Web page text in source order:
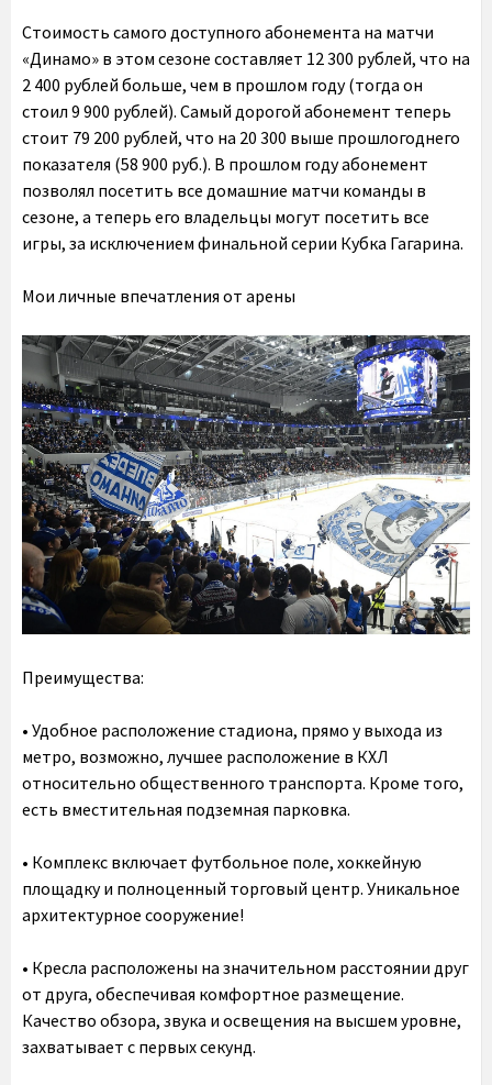
Стоимость самого доступного абонемента на матчи
«Динамо» в этом сезоне составляет 12 300 рублей, что на
2 400 рублей больше, чем в прошлом году (тогда он
стоил 9 900 рублей). Самый дорогой абонемент теперь
стоит 79 200 рублей, что на 20 300 выше прошлогоднего
показателя (58 900 руб.). В прошлом году абонемент
позволял посетить все домашние матчи команды в
сезоне, а теперь его владельцы могут посетить все
игры, за исключением финальной серии Кубка Гагарина.
Мои личные впечатления от арены
Преимущества:
• Удобное расположение стадиона, прямо у выхода из
метро, возможно, лучшее расположение в КХЛ
относительно общественного транспорта. Кроме того,
есть вместительная подземная парковка.
• Комплекс включает футбольное поле, хоккейную
площадку и полноценный торговый центр. Уникальное
архитектурное сооружение!
• Кресла расположены на значительном расстоянии друг
от друга, обеспечивая комфортное размещение.
Качество обзора, звука и освещения на высшем уровне,
захватывает с первых секунд.